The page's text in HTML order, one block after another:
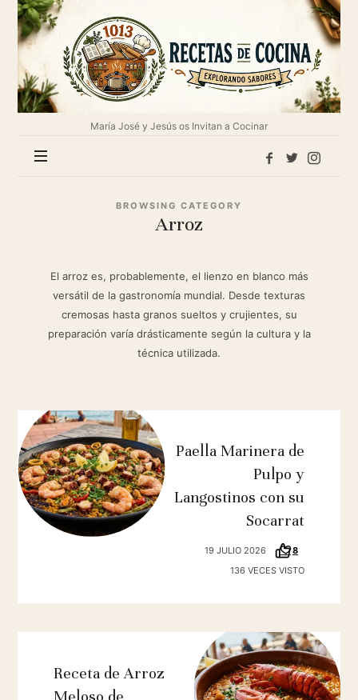
1013
Recetas
de
cocina
María José y Jesús os Invitan a Cocinar
BROWSING CATEGORY
Arroz
El arroz es, probablemente, el lienzo en blanco más
versátil de la gastronomía mundial. Desde texturas
cremosas hasta granos sueltos y crujientes, su
preparación varía drásticamente según la cultura y la
técnica utilizada.
Paella Marinera de
Pulpo y
Langostinos con su
Socarrat
19 JULIO 2026
8
136 VECES VISTO
Receta de Arroz